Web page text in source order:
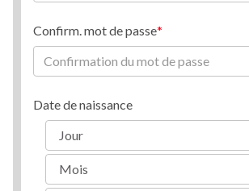
Confirm. mot de passe
Date de naissance